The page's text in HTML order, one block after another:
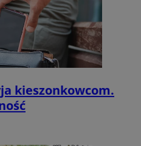
kieszonkowcom.